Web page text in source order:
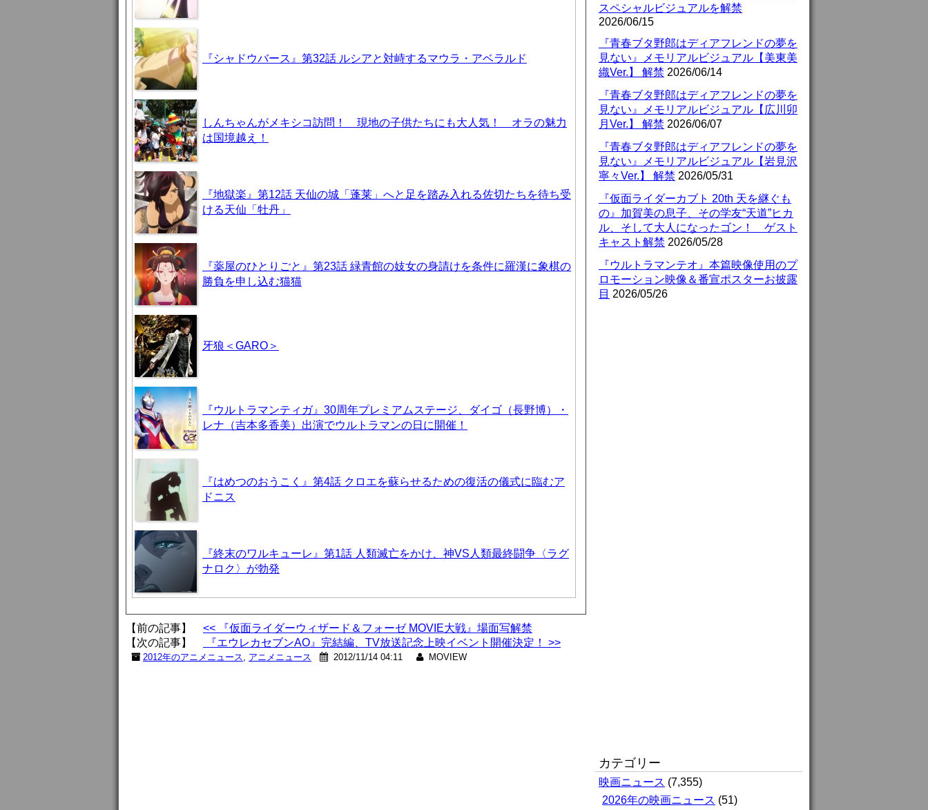
『シャドウバース』第32話 ルシアと対峙するマウラ・アベラルド
しんちゃんがメキシコ訪問！ 現地の子供たちにも大人気！ オラの魅力
は国境越え！
『地獄楽』第12話 天仙の城「蓬莱」へと足を踏み入れる佐切たちを待ち受
ける天仙「牡丹」
『薬屋のひとりごと』第23話 緑青館の妓女の身請けを条件に羅漢に象棋の
勝負を申し込む猫猫
牙狼＜GARO＞
『ウルトラマンティガ』30周年プレミアムステージ、ダイゴ（長野博）・
レナ（吉本多香美）出演でウルトラマンの日に開催！
『はめつのおうこく』第4話 クロエを蘇らせるための復活の儀式に臨むア
ドニス
『終末のワルキューレ』第1話 人類滅亡をかけ、神VS人類最終闘争〈ラグ
ナロク〉が勃発
【前の記事】 << 『仮面ライダーウィザード＆フォーゼ MOVIE大戦』場面写解禁
【次の記事】
『エウレカセブンAO』完結編、TV放送記念上映イベント開催決定！ >>
2012年のアニメニュース, アニメニュース 2012/11/14 04:11 MOVIEW
スペシャルビジュアルを解禁
2026/06/15
『青春ブタ野郎はディアフレンドの夢を
見ない』メモリアルビジュアル【美東美
織Ver.】 解禁 2026/06/14
『青春ブタ野郎はディアフレンドの夢を
見ない』メモリアルビジュアル【広川卯
月Ver.】 解禁 2026/06/07
『青春ブタ野郎はディアフレンドの夢を
見ない』メモリアルビジュアル【岩見沢
寧々Ver.】 解禁 2026/05/31
『仮面ライダーカブト 20th 天を継ぐも
の』加賀美の息子、その学友“天道”ヒカ
ル、そして大人になったゴン！ ゲスト
キャスト解禁 2026/05/28
『ウルトラマンテオ』本篇映像使用のプ
ロモーション映像＆番宣ポスターお披露
目 2026/05/26
カテゴリー
映画ニュース (7,355)
2026年の映画ニュース (51)